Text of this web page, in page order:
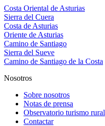
Costa Oriental de Asturias
Sierra del Cuera
Costa de Asturias
Oriente de Asturias
Camino de Santiago
Sierra del Sueve
Camino de Santiago de la Costa
Nosotros
Sobre nosotros
Notas de prensa
Observatorio turismo rural
Contactar